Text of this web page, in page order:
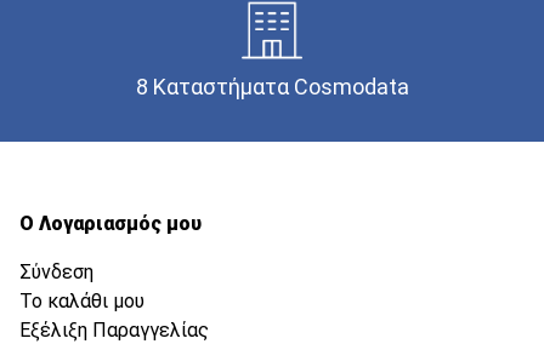
8 Καταστήματα Cosmodata
Ο Λογαριασμός μου
Σύνδεση
Το καλάθι μου
Εξέλιξη Παραγγελίας